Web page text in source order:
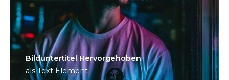
Bild­unter­titel Hervorgehoben
als Text Element